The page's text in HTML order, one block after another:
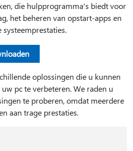
die hulpprogramma's biedt voor
het beheren van opstart-apps en
oplossingen die u kunnen
pc te verbeteren. We raden u
te proberen, omdat meerdere
aan trage prestaties.